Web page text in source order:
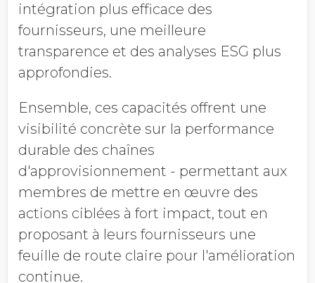
intégration plus efficace des
fournisseurs, une meilleure
transparence et des analyses ESG plus
approfondies.
Ensemble, ces capacités offrent une
visibilité concrète sur la performance
durable des chaînes
d'approvisionnement - permettant aux
membres de mettre en œuvre des
actions ciblées à fort impact, tout en
proposant à leurs fournisseurs une
feuille de route claire pour l'amélioration
continue.